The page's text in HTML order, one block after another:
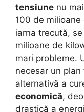
tensiune nu
100 de
iarna trecută,
milioane de
mari probleme.
necesar un
alternativă a
economică,
drastică a